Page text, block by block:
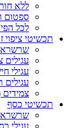
ללא חור
ספטום
לכל
תכשיטי ציפוי
עגילים
עגילי
עגילים
צמידים
תכשיטי כסף